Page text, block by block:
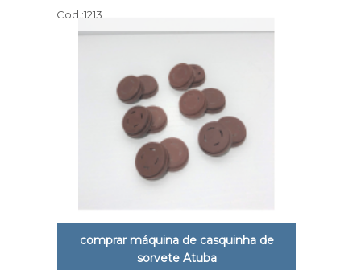
Cod.:1213
comprar máquina de casquinha de
sorvete Atuba